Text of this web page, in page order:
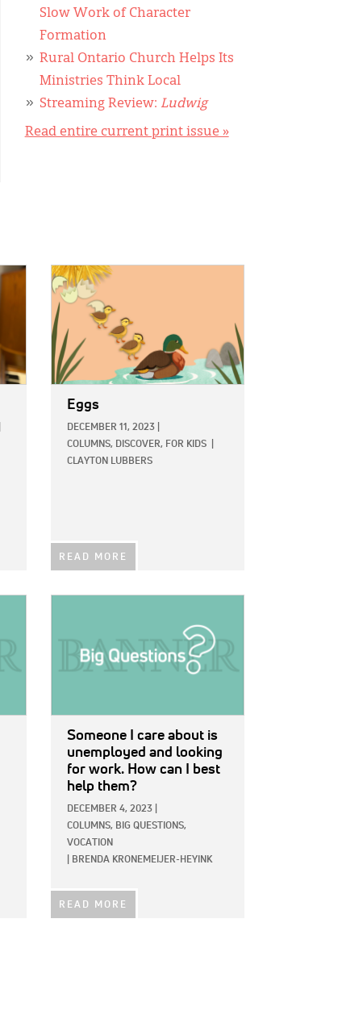
Slow Work of Character
Formation
Rural Ontario Church Helps Its
Ministries Think Local
Streaming Review: Ludwig
Read entire current print issue »
IMAGE:
Eggs
DECEMBER 11, 2023
COLUMNS, DISCOVER, FOR KIDS
CLAYTON LUBBERS
READ MORE
Someone I care about is
unemployed and looking
for work. How can I best
help them?
DECEMBER 4, 2023
COLUMNS, BIG QUESTIONS,
VOCATION
BRENDA KRONEMEIJER-HEYINK
READ MORE